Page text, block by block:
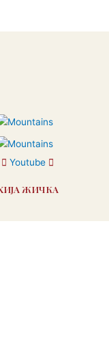
Youtube
ЖИЧКА